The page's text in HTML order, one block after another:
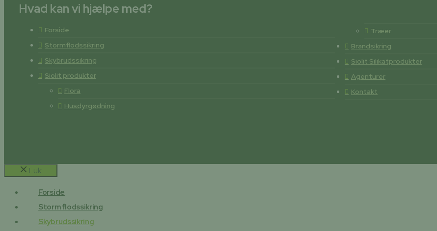
Hvad kan vi hjælpe med?
Forside
Stormflodssikring
Skybrudssikring
Siolit produkter
Flora
Husdyrgødning
Træer
Brandsikring
Siolit Silikatprodukter
Agenturer
Kontakt
Luk
Forside
Stormflodssikring
Skybrudssikring